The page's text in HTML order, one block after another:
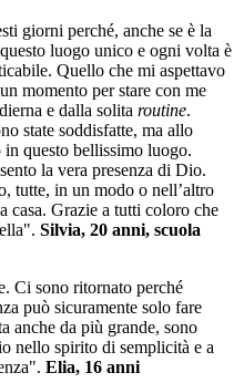
giorni perché, anche se è la
luogo unico e ogni volta è
Quello che mi aspettavo
momento per stare con me
e dalla solita routine.
state soddisfatte, ma allo
in questo bellissimo luogo.
la vera presenza di Dio.
tutte, in un modo o nell’altro
casa. Grazie a tutti coloro che
Silvia, 20 anni, scuola
Ci sono ritornato perché
può sicuramente solo fare
anche da più grande, sono
nello spirito di semplicità e a
Elia, 16 anni